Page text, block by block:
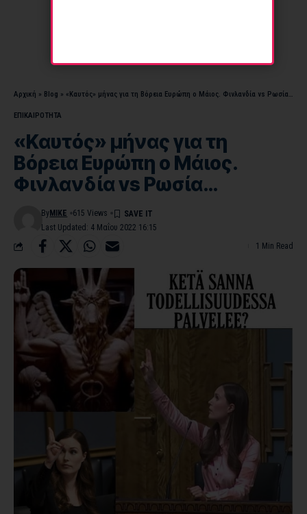
Αρχική » Blog » «Καυτός» μήνας για τη Βόρεια Ευρώπη ο Μάιος. Φινλανδία vs Ρωσία…
ΕΠΙΚΑΙΡΟΤΗΤΑ
«Καυτός» μήνας για τη
Βόρεια Ευρώπη ο Μάιος.
Φινλανδία vs Ρωσία…
Last Updated: 4 Μαΐου 2022 16:15
By MIKE 615 Views
1 Min Read